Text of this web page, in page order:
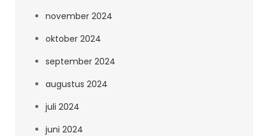
november 2024
oktober 2024
september 2024
augustus 2024
juli 2024
juni 2024